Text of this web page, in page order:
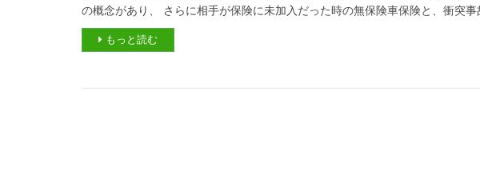
の概念があり、 さらに相手が保険に未加入だった時の無保険車保険と、衝突事
もっと読む